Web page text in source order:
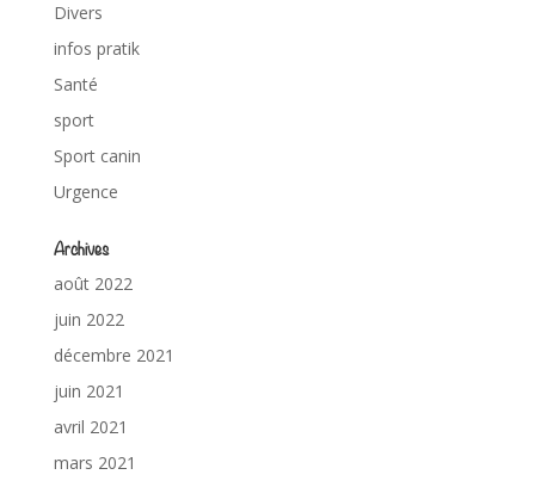
Divers
infos pratik
Santé
sport
Sport canin
Urgence
Archives
août 2022
juin 2022
décembre 2021
juin 2021
avril 2021
mars 2021